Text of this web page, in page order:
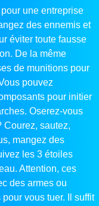
une entreprise
des ennemis et
éviter toute fausse
De la même
de munitions pour
pouvez
pour initier
Oserez-vous
Courez, sautez,
mangez des
les 3 étoiles
Attention, ces
des armes ou
vous tuer. Il suffit